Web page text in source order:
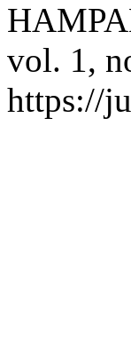
vol. 1,
https://